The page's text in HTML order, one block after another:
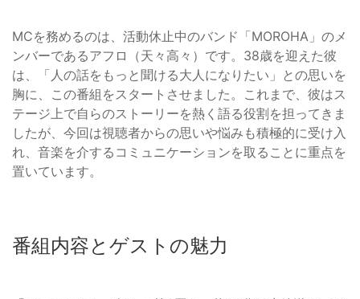
MCを務めるのは、活動休止中のバンド「MOROHA」のメ
ンバーであるアフロ（天々高々）です。38歳を迎えた彼
は、「人の話をもっと聞ける大人になりたい」との思いを
胸に、この番組をスタートさせました。これまで、彼はス
テージ上で自らのストーリーを熱く語る役割を担ってきま
したが、今回は視聴者からの思いや悩みも積極的に受け入
れ、音楽を介するコミュニケーションを取ることに重点を
置いています。
番組内容とゲストの魅力